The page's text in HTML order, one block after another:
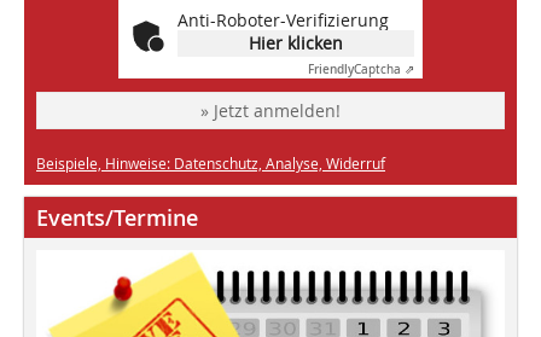
Anti-Roboter-Verifizierung
Hier klicken
FriendlyCaptcha ⇗
» Jetzt anmelden!
Beispiele, Hinweise: Datenschutz, Analyse, Widerruf
Events/Termine